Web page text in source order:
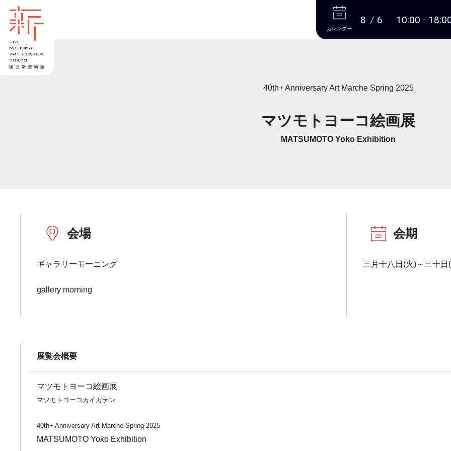
本文へ
カレンダー
8 6 10:00
40th+ Anniversary Art Marche Spring 2025
マツモトヨーコ絵画展
MATSUMOTO Yoko Exhibition
会場
ギャラリーモーニング
gallery morning
会期
三月十八日(火)～三十日
展覧会概要
マツモトヨーコ絵画展
マツモトヨーコカイガテン
40th+ Anniversary Art Marche Spring 2025
MATSUMOTO Yoko Exhibition